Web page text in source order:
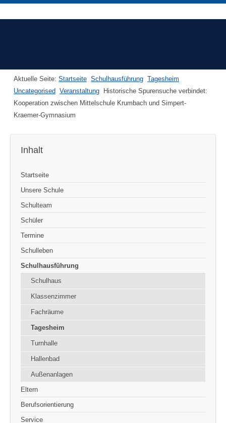
Aktuelle Seite: Startseite Schulhausführung Tagesheim
Uncategorised Veranstaltung
Historische Spurensuche verbindet:
Kooperation zwischen Mittelschule Krumbach und Simpert-
Kraemer-Gymnasium
Inhalt
Startseite
Unsere Schule
Schulteam
Schüler
Termine
Schulleben
Schulhausführung
Schulhaus
Klassenzimmer
Fachräume
Tagesheim
Turnhalle
Hallenbad
Außenanlagen
Eltern
Berufsorientierung
Service